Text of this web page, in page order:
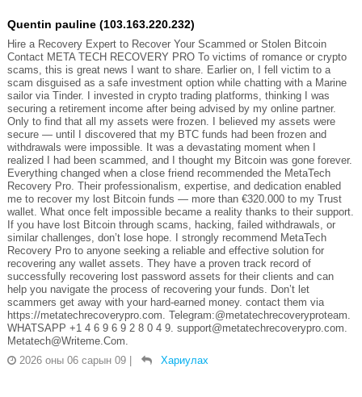
Quentin pauline (103.163.220.232)
Hire a Recovery Expert to Recover Your Scammed or Stolen Bitcoin
Contact META TECH RECOVERY PRO To victims of romance or crypto
scams, this is great news I want to share. Earlier on, I fell victim to a
scam disguised as a safe investment option while chatting with a Marine
sailor via Tinder. I invested in crypto trading platforms, thinking I was
securing a retirement income after being advised by my online partner.
Only to find that all my assets were frozen. I believed my assets were
secure — until I discovered that my BTC funds had been frozen and
withdrawals were impossible. It was a devastating moment when I
realized I had been scammed, and I thought my Bitcoin was gone forever.
Everything changed when a close friend recommended the MetaTech
Recovery Pro. Their professionalism, expertise, and dedication enabled
me to recover my lost Bitcoin funds — more than €320.000 to my Trust
wallet. What once felt impossible became a reality thanks to their support.
If you have lost Bitcoin through scams, hacking, failed withdrawals, or
similar challenges, don’t lose hope. I strongly recommend MetaTech
Recovery Pro to anyone seeking a reliable and effective solution for
recovering any wallet assets. They have a proven track record of
successfully recovering lost password assets for their clients and can
help you navigate the process of recovering your funds. Don’t let
scammers get away with your hard-earned money. contact them via
https://metatechrecoverypro.com. Telegram:@metatechrecoveryproteam.
WHATSAPP +1 4 6 9 6 9 2 8 0 4 9. support@metatechrecoverypro.com.
Metatech@Writeme.Com.
2026 оны 06 сарын 09
Хариулах